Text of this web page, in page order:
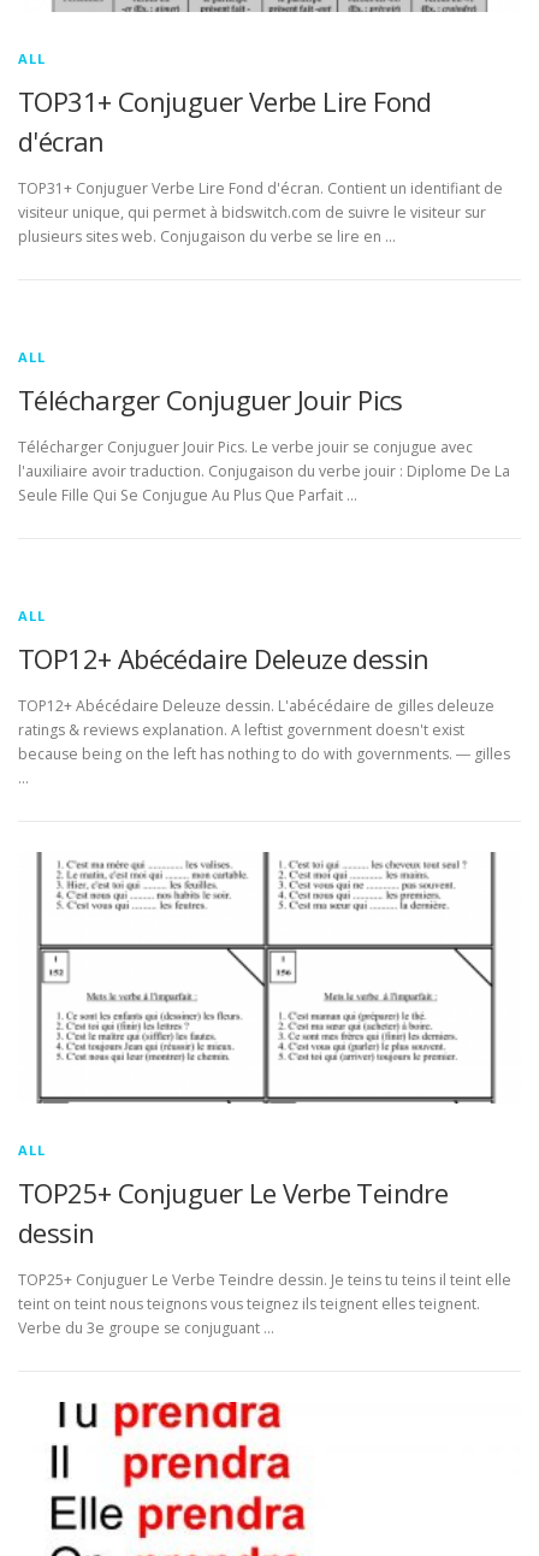
ALL
TOP31+ Conjuguer Verbe Lire Fond
d'écran
TOP31+ Conjuguer Verbe Lire Fond d'écran. Contient un identifiant de
visiteur unique, qui permet à bidswitch.com de suivre le visiteur sur
plusieurs sites web. Conjugaison du verbe se lire en …
ALL
Télécharger Conjuguer Jouir Pics
Télécharger Conjuguer Jouir Pics. Le verbe jouir se conjugue avec
l'auxiliaire avoir traduction. Conjugaison du verbe jouir : Diplome De La
Seule Fille Qui Se Conjugue Au Plus Que Parfait …
ALL
TOP12+ Abécédaire Deleuze dessin
TOP12+ Abécédaire Deleuze dessin. L'abécédaire de gilles deleuze
ratings & reviews explanation. A leftist government doesn't exist
because being on the left has nothing to do with governments. ― gilles
…
ALL
TOP25+ Conjuguer Le Verbe Teindre
dessin
TOP25+ Conjuguer Le Verbe Teindre dessin. Je teins tu teins il teint elle
teint on teint nous teignons vous teignez ils teignent elles teignent.
Verbe du 3e groupe se conjuguant …